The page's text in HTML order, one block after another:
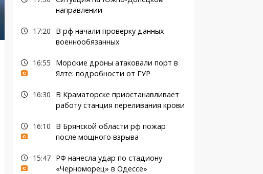
направлении
17:20
В рф начали проверку данных
военнообязанных
16:55
Морские дроны атаковали порт в
Ялте: подробности от ГУР
16:30
В Краматорске приостанавливает
работу станция переливания крови
16:10
В Брянской области рф пожар
после мощного взрыва
15:47
РФ нанесла удар по стадиону
«Черноморец» в Одессе»